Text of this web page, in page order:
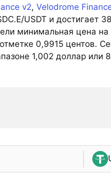
v2, Velodrome
USDT и достигает
минимальная цена на
0,9915 центов.
1,002 доллар или